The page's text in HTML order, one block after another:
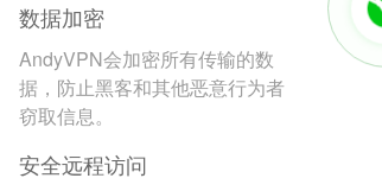
数据加密
AndyVPN会加密所有传输的数
据，防止黑客和其他恶意行为者
窃取信息。
安全远程访问